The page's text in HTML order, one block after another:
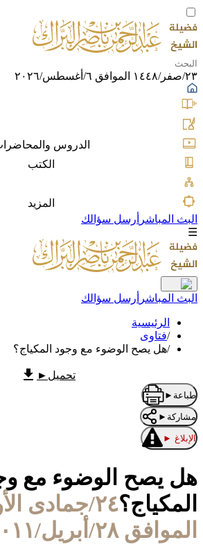
٢٣/صفر/١٤٤٨ الموافق ٦/أغسطس/٢٠٢٦
الدروس
الكتب
المزيد
البث المباشر أرسل سؤالك
☰
البث المباشر أرسل سؤالك
الرئيسية
/فتاوى
/هل يصح الوضوء مع وجود المكياج؟
تحميل ►
طباعة ►
مشاركة ►
الإبلاغ ►
هل يصح الوضوء مع
المكياج؟
الموافق ٢٨/أبريل/٢٠١١